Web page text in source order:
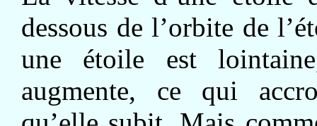
dessous de l’orbite de
une étoile est
augmente, ce qui